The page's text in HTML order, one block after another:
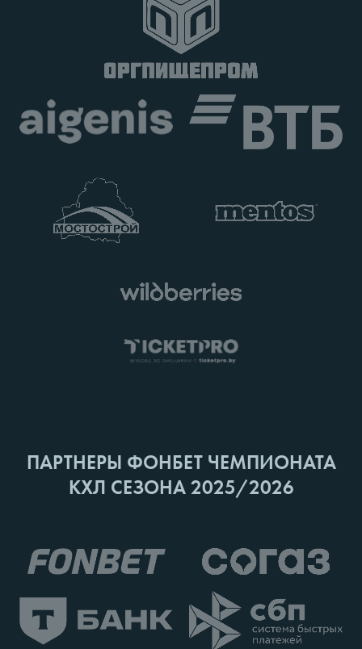
ПАРТНЕРЫ ФОНБЕТ ЧЕМПИОНАТА
КХЛ СЕЗОНА 2025/2026